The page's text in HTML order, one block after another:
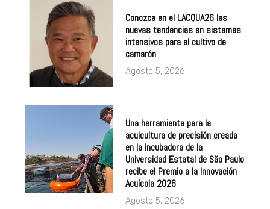
Conozca en el LACQUA26 las
nuevas tendencias en sistemas
intensivos para el cultivo de
camarón
Agosto 5, 2026
Una herramienta para la
acuicultura de precisión creada
en la incubadora de la
Universidad Estatal de São Paulo
recibe el Premio a la Innovación
Acuícola 2026
Agosto 5, 2026